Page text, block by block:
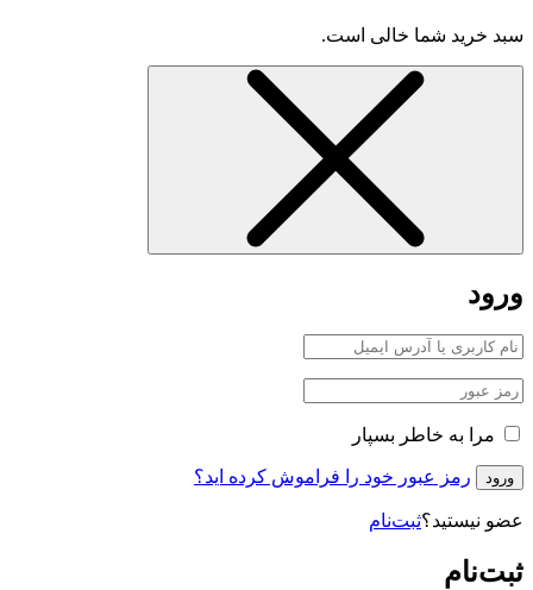
سبد خرید شما خالی است.
ورود
مرا به خاطر بسپار
ورود رمز عبور خود را فراموش کرده اید؟
عضو نیستید؟ثبت‌نام
ثبت‌نام